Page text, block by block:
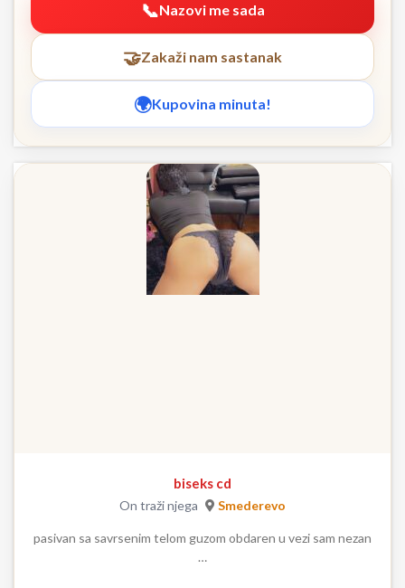
Nazovi me sada
Zakaži nam sastanak
Kupovina minuta!
biseks cd
On traži njega Smederevo
pasivan sa savrsenim telom guzom obdaren u vezi sam nezan
…